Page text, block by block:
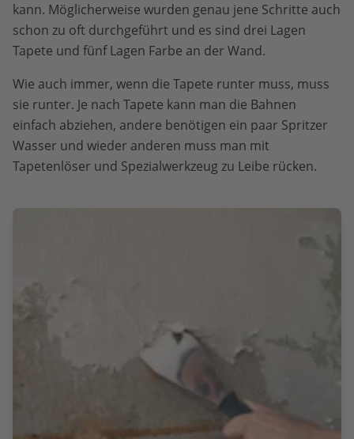
kann. Möglicherweise wurden genau jene Schritte auch
schon zu oft durchgeführt und es sind drei Lagen
Tapete und fünf Lagen Farbe an der Wand.
Wie auch immer, wenn die Tapete runter muss, muss
sie runter. Je nach Tapete kann man die Bahnen
einfach abziehen, andere benötigen ein paar Spritzer
Wasser und wieder anderen muss man mit
Tapetenlöser und Spezialwerkzeug zu Leibe rücken.